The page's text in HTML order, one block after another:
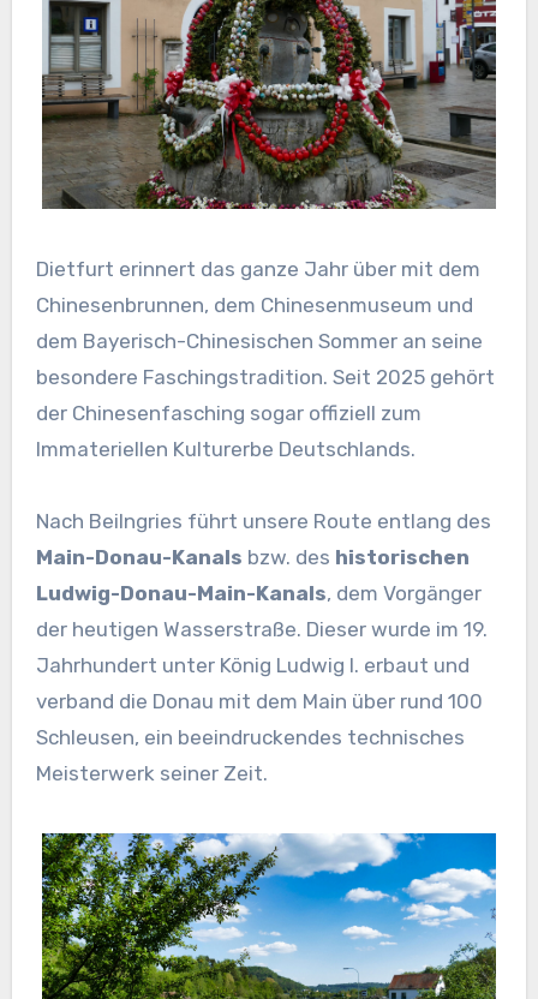
Dietfurt erinnert das ganze Jahr über mit dem
Chinesenbrunnen, dem Chinesenmuseum und
dem Bayerisch-Chinesischen Sommer an seine
besondere Faschingstradition. Seit 2025 gehört
der Chinesenfasching sogar offiziell zum
Immateriellen Kulturerbe Deutschlands.
Nach Beilngries führt unsere Route entlang des
Main-Donau-Kanals bzw. des historischen
Ludwig-Donau-Main-Kanals, dem Vorgänger
der heutigen Wasserstraße. Dieser wurde im 19.
Jahrhundert unter König Ludwig I. erbaut und
verband die Donau mit dem Main über rund 100
Schleusen, ein beeindruckendes technisches
Meisterwerk seiner Zeit.